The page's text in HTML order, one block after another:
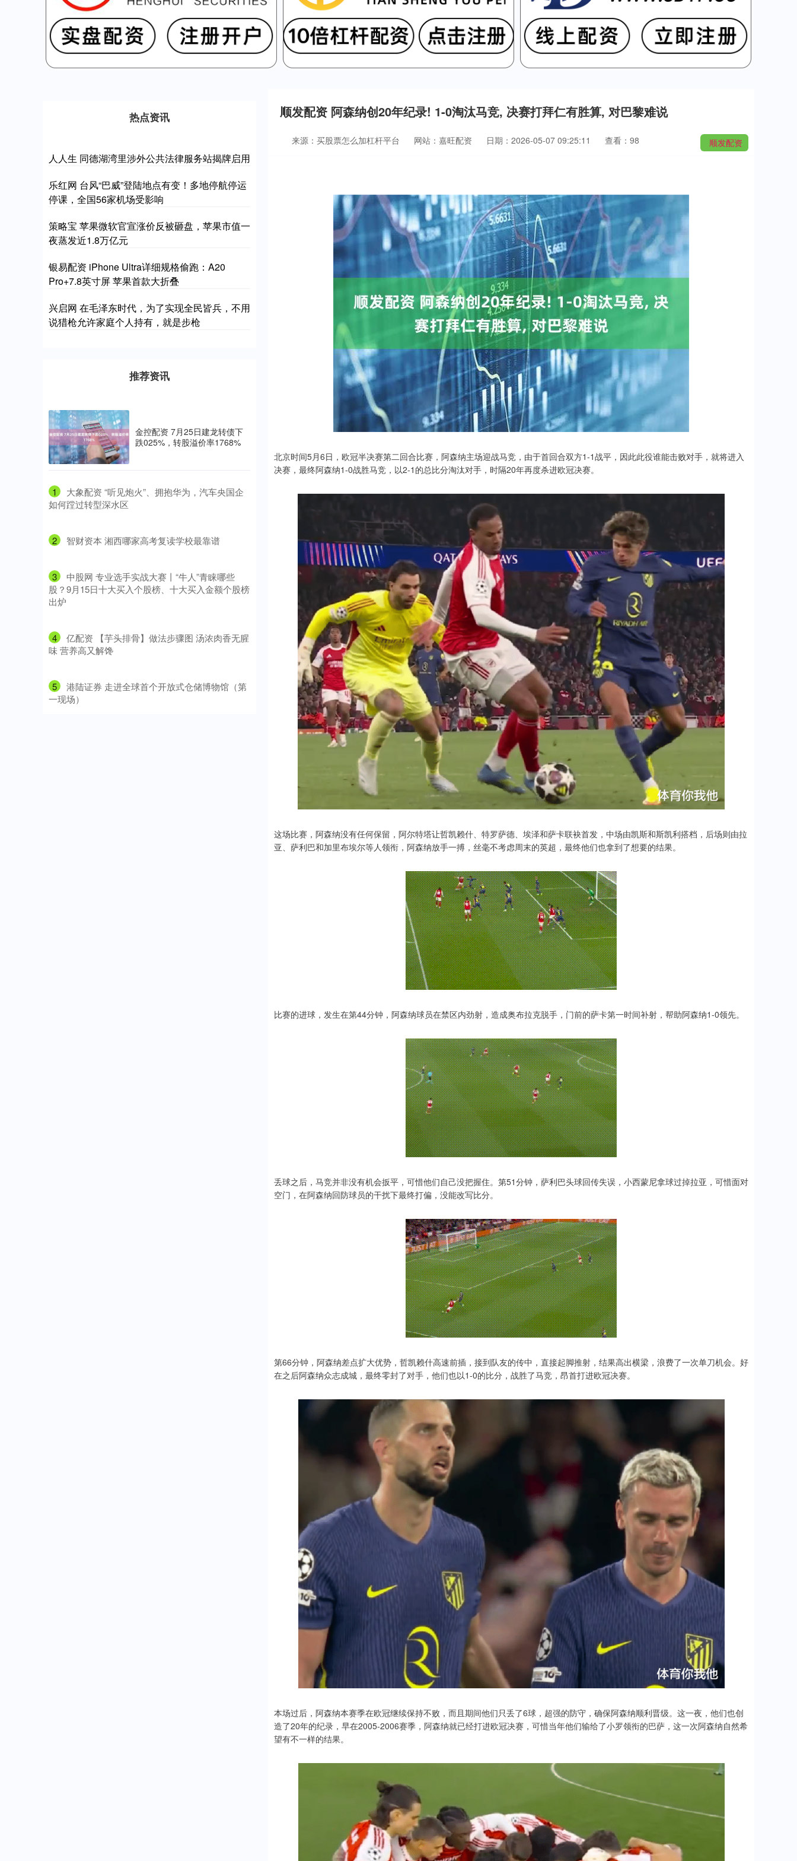
顺发配资 阿森纳创20年纪录! 1-0淘汰马竞, 决赛打拜仁有胜算, 对巴黎难说
顺发配资
来源：买股票怎么加杠杆平台 网站：嘉旺配资 日期：2026-05-07 09:25:11 查看：98
北京时间5月6日，欧冠半决赛第二回合比赛，阿森纳主场迎战马竞，由于首回合双方1-1战平，因此此役谁能击败对手，就将进入
决赛，最终阿森纳1-0战胜马竞，以2-1的总比分淘汰对手，时隔20年再度杀进欧冠决赛。
这场比赛，阿森纳没有任何保留，阿尔特塔让哲凯赖什、特罗萨德、埃泽和萨卡联袂首发，中场由凯斯和斯凯利搭档，后场则由拉
亚、萨利巴和加里布埃尔等人领衔，阿森纳放手一搏，丝毫不考虑周末的英超，最终他们也拿到了想要的结果。
比赛的进球，发生在第44分钟，阿森纳球员在禁区内劲射，造成奥布拉克脱手，门前的萨卡第一时间补射，帮助阿森纳1-0领先。
丢球之后，马竞并非没有机会扳平，可惜他们自己没把握住。第51分钟，萨利巴头球回传失误，小西蒙尼拿球过掉拉亚，可惜面对
空门，在阿森纳回防球员的干扰下最终打偏，没能改写比分。
第66分钟，阿森纳差点扩大优势，哲凯赖什高速前插，接到队友的传中，直接起脚推射，结果高出横梁，浪费了一次单刀机会。好
在之后阿森纳众志成城，最终零封了对手，他们也以1-0的比分，战胜了马竞，昂首打进欧冠决赛。
本场过后，阿森纳本赛季在欧冠继续保持不败，而且期间他们只丢了6球，超强的防守，确保阿森纳顺利晋级。这一夜，他们也创
造了20年的纪录，早在2005-2006赛季，阿森纳就已经打进欧冠决赛，可惜当年他们输给了小罗领衔的巴萨，这一次阿森纳自然希
望有不一样的结果。
热点资讯
人人生 同德湖湾里涉外公共法律服务站揭牌启用
乐红网 台风“巴威”登陆地点有变！多地停航停运
停课，全国56家机场受影响
策略宝 苹果微软官宣涨价反被砸盘，苹果市值一
夜蒸发近1.8万亿元
银易配资 iPhone Ultra详细规格偷跑：A20
Pro+7.8英寸屏 苹果首款大折叠
兴启网 在毛泽东时代，为了实现全民皆兵，不用
说猎枪允许家庭个人持有，就是步枪
推荐资讯
金控配资 7月25日建龙转债下
跌025%，转股溢价率1768%
1
​大象配资 “听见炮火”、拥抱华为，汽车央国企
如何蹚过转型深水区
2 ​智财资本 湘西哪家高考复读学校最靠谱
3
​中股网 专业选手实战大赛丨“牛人”青睐哪些
股？9月15日十大买入个股榜、十大买入金额个股榜
出炉
4
​亿配资 【芋头排骨】做法步骤图 汤浓肉香无腥
味 营养高又解馋
5
​港陆证券 走进全球首个开放式仓储博物馆（第
一现场）